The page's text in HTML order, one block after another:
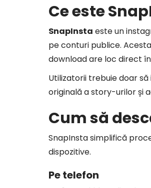
Ce este
SnapInsta este un
pe conturi publice.
download are loc direct
Utilizatorii trebuie doar
originală a story-urilor și
Cum să
SnapInsta simplifică
dispozitive.
Pe telefon